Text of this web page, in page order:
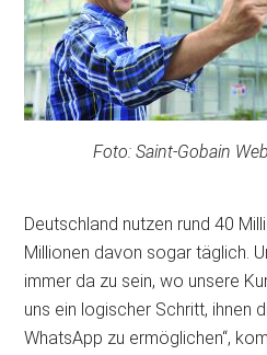
Foto: Saint-Gobain
Deutschland nutzen rund 40
Millionen davon sogar täglich.
immer da zu sein, wo unsere
uns ein logischer Schritt, ihnen
WhatsApp zu ermöglichen“,